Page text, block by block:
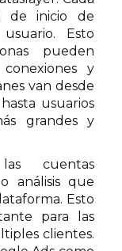
de inicio de
Esto
pueden
y
van desde
usuarios
grandes y
cuentas
análisis que
Esto
para las
clientes.